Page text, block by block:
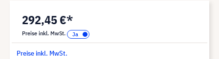
292,45 €*
Preise inkl. MwSt.
Preise inkl. MwSt.